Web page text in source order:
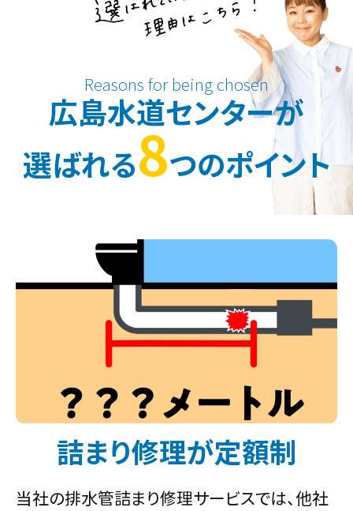
広島水道センターが
選ばれる8つのポイント
詰まり修理が定額制
当社の排水管詰まり修理サービスでは、他社